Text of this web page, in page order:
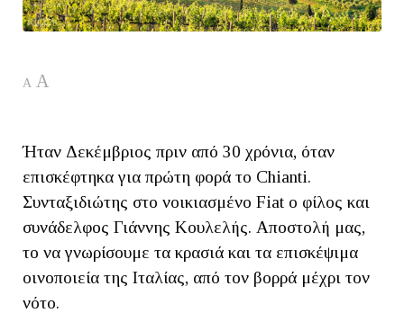
A A
Ήταν Δεκέμβριος πριν από 30 χρόνια, όταν
επισκέφτηκα για πρώτη φορά το Chianti.
Συνταξιδιώτης στο νοικιασμένο Fiat ο φίλος και
συνάδελφος Γιάννης Κουλελής. Αποστολή μας,
το να γνωρίσουμε τα κρασιά και τα επισκέψιμα
οινοποιεία της Ιταλίας, από τον βορρά μέχρι τον
νότο.